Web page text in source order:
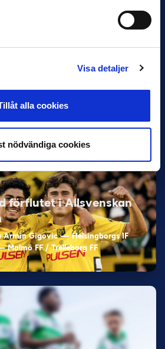
Visa detaljer
alla cookies
nödvändiga cookies
förflutet i Allsvenskan
Armin Gigovic — Helsingborgs IF
FF / Trelleborg FF